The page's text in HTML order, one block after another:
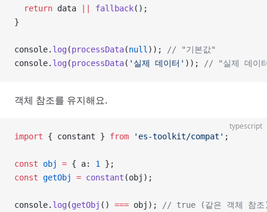
  return
data fallback();
}
console. log (processData(null ));
// "기본값"
console. log (processData( '실제 데이터' )); // "실제 데이
객체 참조를 유지해요.
typescript
import { constant } from 'es-toolkit/compat' ;
const obj = { a: 1
};
const getObj = constant (obj);
console. log (getObj () === obj); // true (같은 객체 참